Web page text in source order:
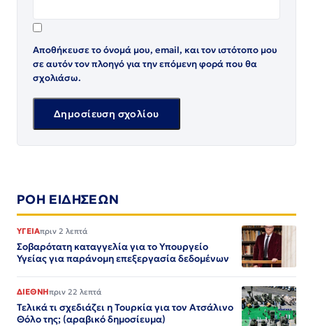
Αποθήκευσε το όνομά μου, email, και τον ιστότοπο μου
σε αυτόν τον πλοηγό για την επόμενη φορά που θα
σχολιάσω.
ΡΟΗ ΕΙΔΗΣΕΩΝ
ΥΓΕΙΑπριν 2 λεπτά
Σοβαρότατη καταγγελία για το Υπουργείο
Υγείας για παράνομη επεξεργασία δεδομένων
ΔΙΕΘΝΗπριν 22 λεπτά
Τελικά τι σχεδιάζει η Τουρκία για τον Ατσάλινο
Θόλο της; (αραβικό δημοσίευμα)